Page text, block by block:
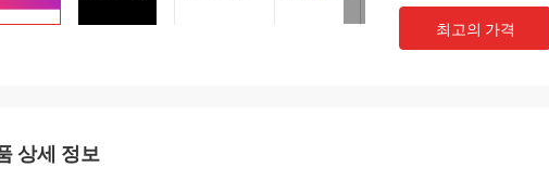
최고의 가격
상세 정보